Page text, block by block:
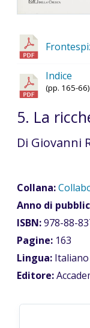
Indice
(pp. 165-66)
5. La
Di Giovanni
Collana:
Anno di
ISBN:978-88-
Pagine: 163
Lingua: Italiano
Editore: